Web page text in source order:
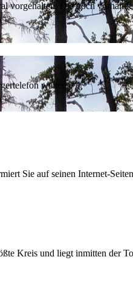
vorgehalten. Die noch
weiter.
Sie auf seinen Internet-
Kreis und liegt inmitten der